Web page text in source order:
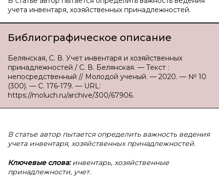
учета инвентаря, хозяйственных принадлежностей.
Библиографическое описание
Белянская, С. В. Учет инвентаря и хозяйственных
принадлежностей / С. В. Белянская. — Текст :
непосредственный // Молодой ученый. — 2020. — № 10
(300). — С. 176-179. — URL:
https://moluch.ru/archive/300/67906.
В статье автор пытается определить важность ведения
учета инвентаря, хозяйственных принадлежностей.
Ключевые слова:инвентарь, хозяйственные
принадлежности, учет.